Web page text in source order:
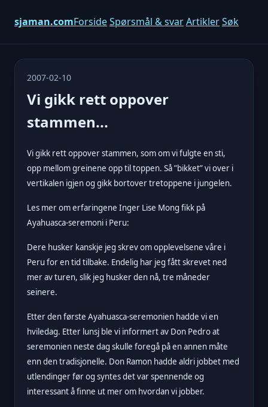
sjaman.comForsideSpørsmål & svarArtiklerSøk
2007-02-10
Vi gikk rett oppover
stammen...
Vi gikk rett oppover stammen, som om vi fulgte en sti,
opp mellom greinene opp til toppen. Så ”bikket” vi over i
vertikalen igjen og gikk bortover tretoppene i jungelen.
Les mer om erfaringene Inger Lise Mong fikk på
Ayahuasca-seremoni i Peru:
Dere husker kanskje jeg skrev om opplevelsene våre i
Peru for en tid tilbake. Endelig har jeg fått skrevet ned
mer av turen, slik jeg husker den nå, tre måneder
seinere.
Etter den første Ayahuasca-seremonien hadde vi en
hviledag. Etter lunsj ble vi informert av Don Pedro at
seremonien neste dag skulle foregå på en annen måte
enn den tradisjonelle. Don Ramon hadde aldri jobbet med
utlendinger før og syntes det var spennende og
interessant å finne ut mer om hvordan vi jobber.